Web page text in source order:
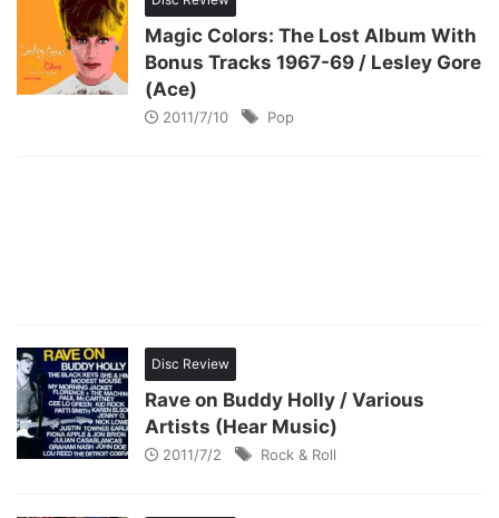
Magic Colors: The Lost Album With
Bonus Tracks 1967-69 / Lesley Gore
(Ace)
2011/7/10 Pop
Disc Review
Rave on Buddy Holly / Various
Artists (Hear Music)
2011/7/2 Rock & Roll